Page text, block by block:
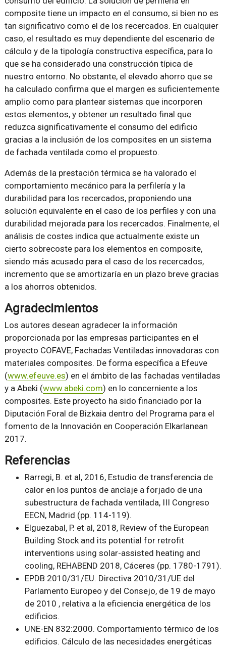
composite tiene un impacto en el consumo, si bien no es
tan significativo como el de los recercados. En cualquier
caso, el resultado es muy dependiente del escenario de
cálculo y de la tipología constructiva específica, para lo
que se ha considerado una construcción típica de
nuestro entorno. No obstante, el elevado ahorro que se
ha calculado confirma que el margen es suficientemente
amplio como para plantear sistemas que incorporen
estos elementos, y obtener un resultado final que
reduzca significativamente el consumo del edificio
gracias a la inclusión de los composites en un sistema
de fachada ventilada como el propuesto.
Además de la prestación térmica se ha valorado el
comportamiento mecánico para la perfilería y la
durabilidad para los recercados, proponiendo una
solución equivalente en el caso de los perfiles y con una
durabilidad mejorada para los recercados. Finalmente, el
análisis de costes indica que actualmente existe un
cierto sobrecoste para los elementos en composite,
siendo más acusado para el caso de los recercados,
incremento que se amortizaría en un plazo breve gracias
a los ahorros obtenidos.
Agradecimientos
Los autores desean agradecer la información
proporcionada por las empresas participantes en el
proyecto COFAVE, Fachadas Ventiladas innovadoras con
materiales composites. De forma específica a Efeuve
(www.efeuve.es) en el ámbito de las fachadas ventiladas
y a Abeki (www.abeki.com) en lo concerniente a los
composites. Este proyecto ha sido financiado por la
Diputación Foral de Bizkaia dentro del Programa para el
fomento de la Innovación en Cooperación Elkarlanean
2017.
Referencias
Rarregi, B. et al, 2016, Estudio de transferencia de
calor en los puntos de anclaje a forjado de una
subestructura de fachada ventilada, III Congreso
EECN, Madrid (pp. 114-119).
Elguezabal, P. et al, 2018, Review of the European
Building Stock and its potential for retrofit
interventions using solar-assisted heating and
cooling, REHABEND 2018, Cáceres (pp. 1780-1791).
EPDB 2010/31/EU. Directiva 2010/31/UE del
Parlamento Europeo y del Consejo, de 19 de mayo
de 2010 , relativa a la eficiencia energética de los
edificios.
UNE-EN 832:2000. Comportamiento térmico de los
edificios. Cálculo de las necesidades energéticas